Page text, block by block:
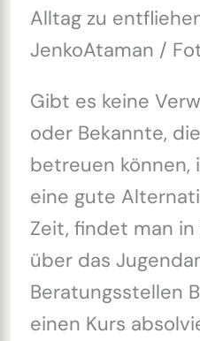
Alltag zu
JenkoAtaman /
Gibt es keine
oder Bekannte,
betreuen können,
eine gute
Zeit, findet man in
über das
Beratungsstellen
einen Kurs